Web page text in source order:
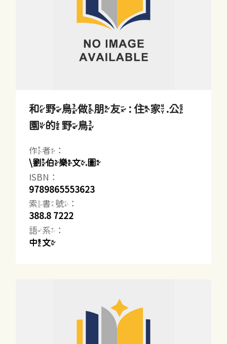
和野鳥做朋友 : 住家.公
園的野鳥
作者：
\劉伯樂文.圖
ISBN：
9789865553623
索書號：
388.8 7222
語系：
中文